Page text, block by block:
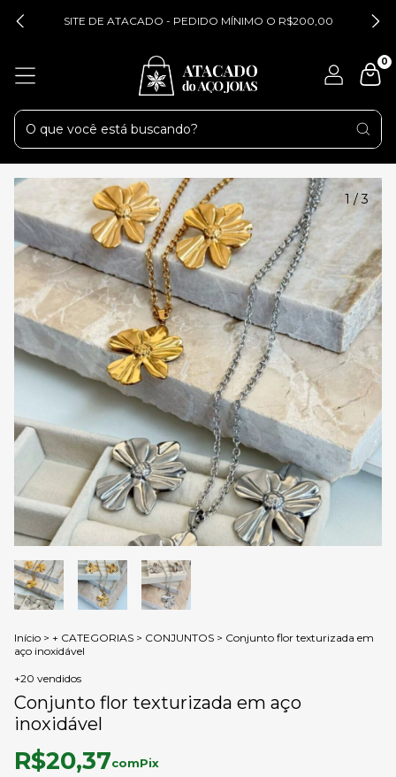
SITE DE ATACADO - PEDIDO MÍNIMO O R$200,00
0
1 /3
Início > + CATEGORIAS > CONJUNTOS > Conjunto flor texturizada em
aço inoxidável
+20 vendidos
Conjunto flor texturizada em aço
inoxidável
R$20,37comPix